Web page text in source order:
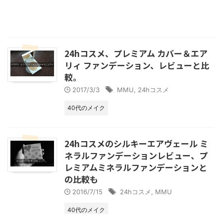
24hコスメ、プレミアム カバー＆エア
リィ ファンデーション、レビューと比
較。
2017/3/3 MMU 24hコスメ
40代のメイク
24hコスメのシルキーエアヴェール ミ
ネラルファンデーションレビュー、プ
レミアムミネラルファンデーションと
の比較も
2016/7/15 24hコスメ MMU
40代のメイク